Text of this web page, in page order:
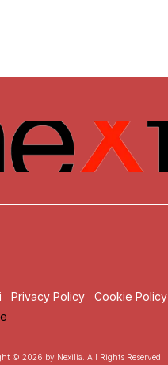
Privacy Policy
Cookie Policy
© 2026 by Nexilia. All Rights Reserved